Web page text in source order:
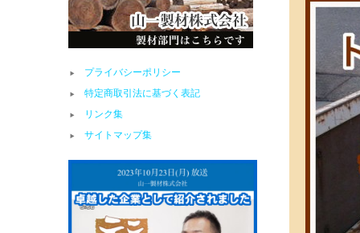
プライバシーポリシー
特定商取引法に基づく表記
リンク集
サイトマップ集